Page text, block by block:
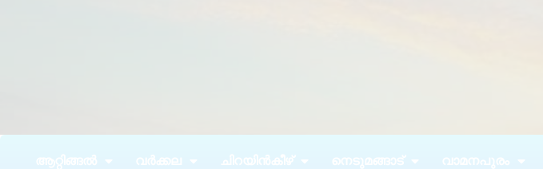
ആറ്റിങ്ങൽ വർക്കല ചിറയിൻകീഴ് നെടുമങ്ങാട് വാമനപുരം